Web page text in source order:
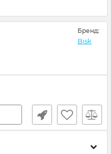
Бренд:
Bisk